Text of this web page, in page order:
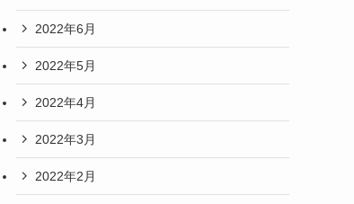
2022年6月
2022年5月
2022年4月
2022年3月
2022年2月